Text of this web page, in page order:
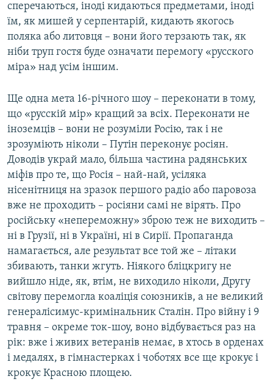
сперечаються, іноді кидаються предметами, іноді
їм, як мишей у серпентарій, кидають якогось
поляка або литовця – вони його терзають так, як
ніби труп гостя буде означати перемогу «русского
міра» над усім іншим.
Ще одна мета 16-річного шоу – переконати в тому,
що «русскій мір» кращий за всіх. Переконати не
іноземців – вони не розуміли Росію, так і не
зрозуміють ніколи – Путін переконує росіян.
Доводів украй мало, більша частина радянських
міфів про те, що Росія – най-най, усіляка
нісенітниця на зразок першого радіо або паровоза
вже не проходить – росіяни самі не вірять. Про
російську «непереможну» зброю теж не виходить –
ні в Грузії, ні в Україні, ні в Сирії. Пропаганда
намагається, але результат все той же – літаки
збивають, танки жгуть. Ніякого бліцкригу не
вийшло ніде, як, втім, не виходило ніколи, Другу
світову перемогла коаліція союзників, а не великий
генералісимус-кримінальник Сталін. Про війну і 9
травня – окреме ток-шоу, воно відбувається раз на
рік: вже і живих ветеранів немає, в хтось в орденах
і медалях, в гімнастерках і чоботях все ще крокує і
крокує Красною площею.